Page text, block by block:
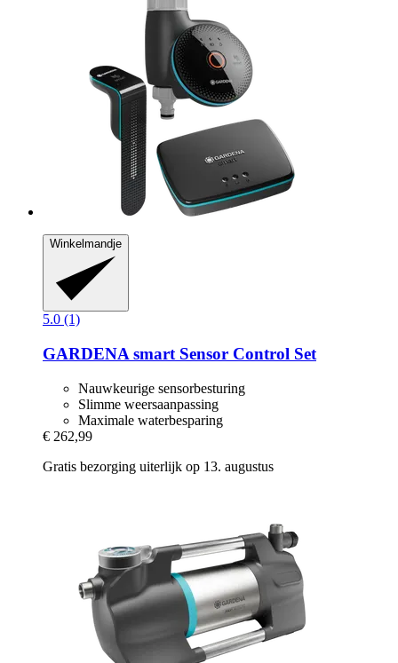
Winkelmandje
5.0 (1)
GARDENA smart Sensor Control Set
Nauwkeurige sensorbesturing
Slimme weersaanpassing
Maximale waterbesparing
€ 262,99
Gratis bezorging uiterlijk op 13. augustus